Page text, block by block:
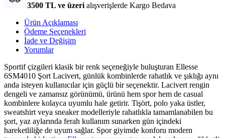
3500 TL ve üzeri alışverişlerde Kargo Bedava
Ürün Açıklaması
Ödeme Seçenekleri
İade ve Değişim
Yorumlar
Sportif çizgileri klasik bir renk seçeneğiyle buluşturan Ellesse
6SM4010 Şort Lacivert, günlük kombinlerde rahatlık ve şıklığı aynı
anda isteyen kullanıcılar için güçlü bir seçenektir. Lacivert rengin
dengeli ve zamansız görünümü, ürünü hem spor hem de casual
kombinlere kolayca uyumlu hale getirir. Tişört, polo yaka üstler,
sweatshirt veya sneaker modelleriyle rahatlıkla tamamlanabilen bu
şort, yaz aylarında ferah kullanım sunarken gün içindeki
hareketliliğe de uyum sağlar. Spor giyimde konforu modern